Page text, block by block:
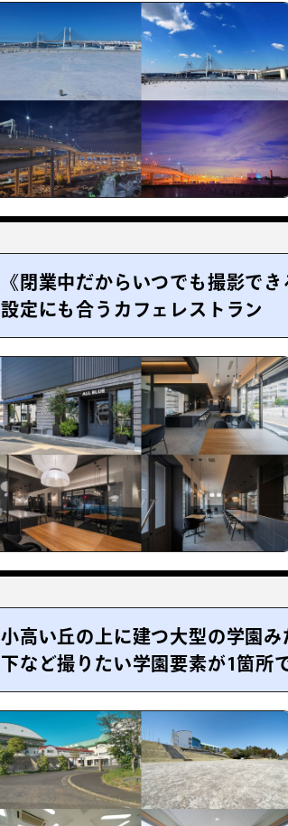
《閉業中だからいつでも撮影で
設定にも合うカフェレストラン
小高い丘の上に建つ大型の学園
下など撮りたい学園要素が1箇所